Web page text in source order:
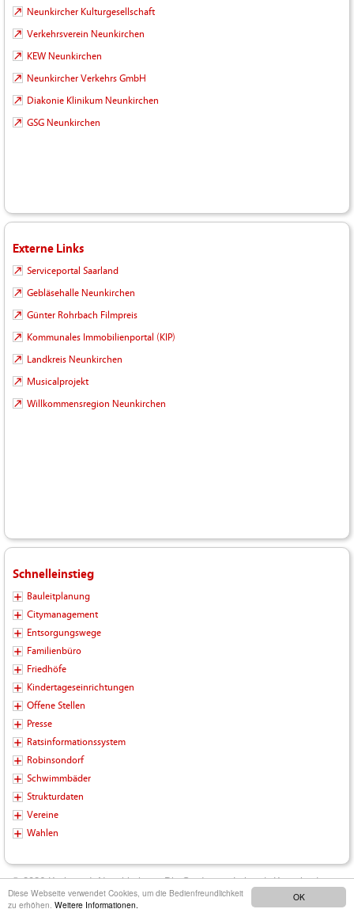
OK
Diese Webseite verwendet Cookies, um die Bedienfreundlichkeit
zu erhöhen. Weitere Informationen.
Neunkircher Kulturgesellschaft
Verkehrsverein Neunkirchen
KEW Neunkirchen
Neunkircher Verkehrs GmbH
Diakonie Klinikum Neunkirchen
GSG Neunkirchen
Externe Links
Serviceportal Saarland
Gebläsehalle Neunkirchen
Günter Rohrbach Filmpreis
Kommunales Immobilienportal (KIP)
Landkreis Neunkirchen
Musicalprojekt
Willkommensregion Neunkirchen
Schnelleinstieg
Bauleitplanung
Citymanagement
Entsorgungswege
Familienbüro
Friedhöfe
Kindertageseinrichtungen
Offene Stellen
Presse
Ratsinformationssystem
Robinsondorf
Schwimmbäder
Strukturdaten
Vereine
Wahlen
© 2026 Kreisstadt Neunkirchen - Die Stadt zum Leben | Kontakt |
Impressum
Datenschutz